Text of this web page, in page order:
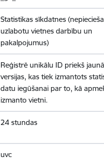
Statistikas sīkdatnes
uzlabotu vietnes darbību un
pakalpojumus)
Reģistrē unikālu ID priekš
versijas, kas tiek izmantots
datu iegūšanai par to, kā
izmanto vietni.
24 stundas
uvc